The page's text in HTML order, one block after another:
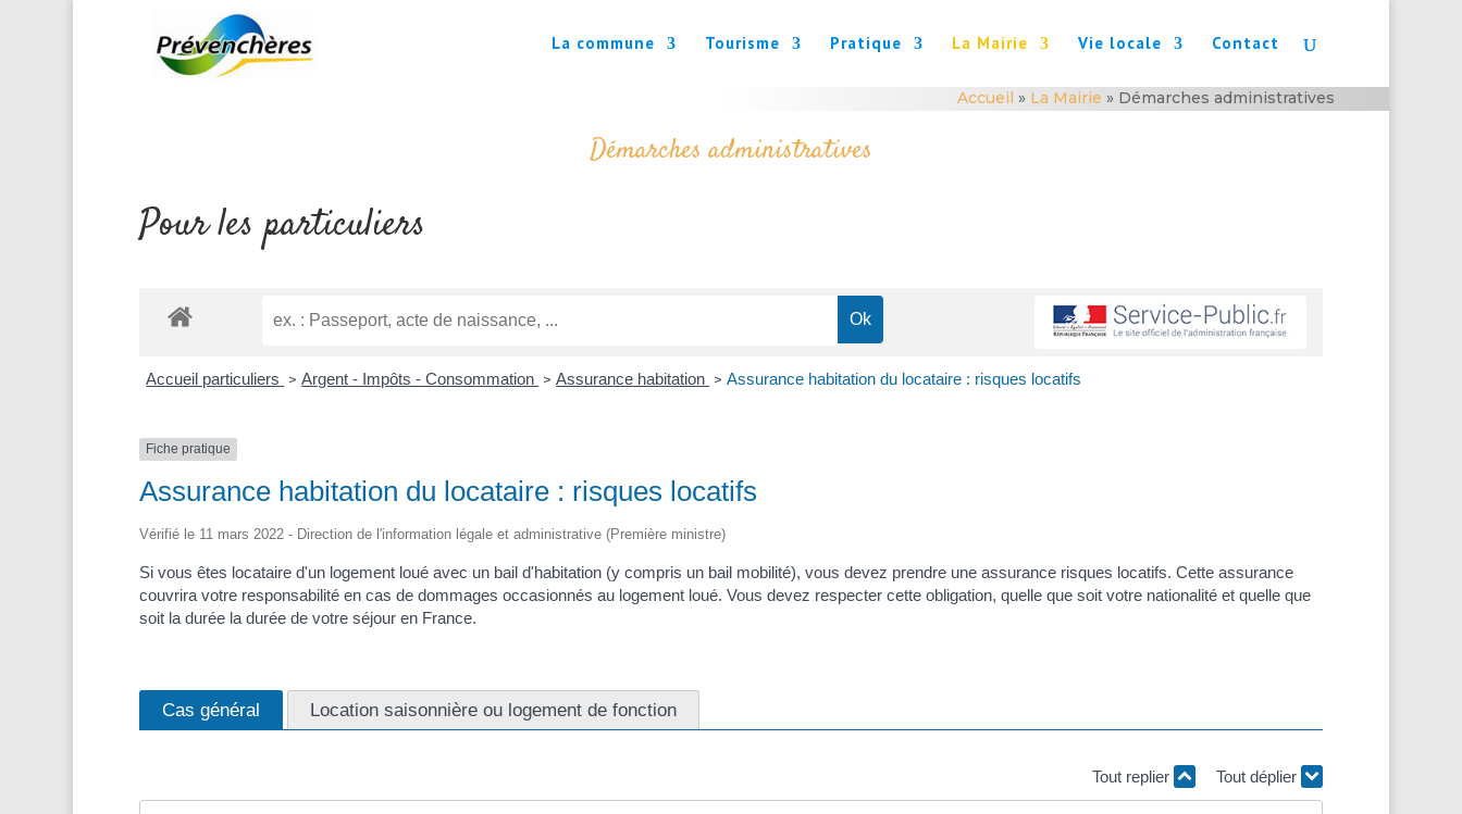
La commune Tourisme Pratique La Mairie Vie locale Contact
Accueil » La Mairie » Démarches administratives
Démarches administratives
Pour les particuliers
Accueil particuliers > Argent - Impôts - Consommation > Assurance habitation > Assurance habitation du locataire : risques locatifs
Fiche pratique
Assurance habitation du locataire : risques locatifs
Vérifié le 11 mars 2022 - Direction de l'information légale et administrative (Première ministre)
Si vous êtes locataire d'un logement loué avec un bail d'habitation (y compris un bail mobilité), vous devez prendre une assurance risques locatifs. Cette assurance
couvrira votre responsabilité en cas de dommages occasionnés au logement loué. Vous devez respecter cette obligation, quelle que soit votre nationalité et quelle que
soit la durée la durée de votre séjour en France.
Cas général Location saisonnière ou logement de fonction
Tout replier Tout déplier